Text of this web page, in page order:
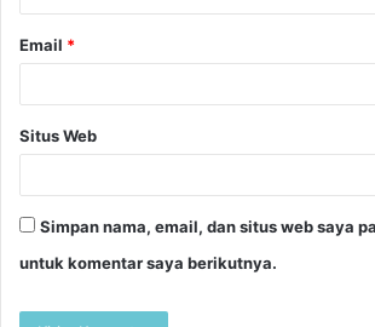
Email *
Situs Web
Simpan nama, email, dan situs web saya
untuk komentar saya berikutnya.